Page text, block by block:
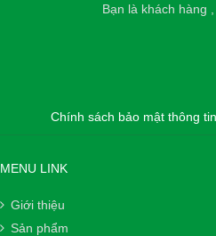
Bạn là khách hàng
Chính sách bảo mật thông
MENU LINK
Giới thiệu
Sản phẩm